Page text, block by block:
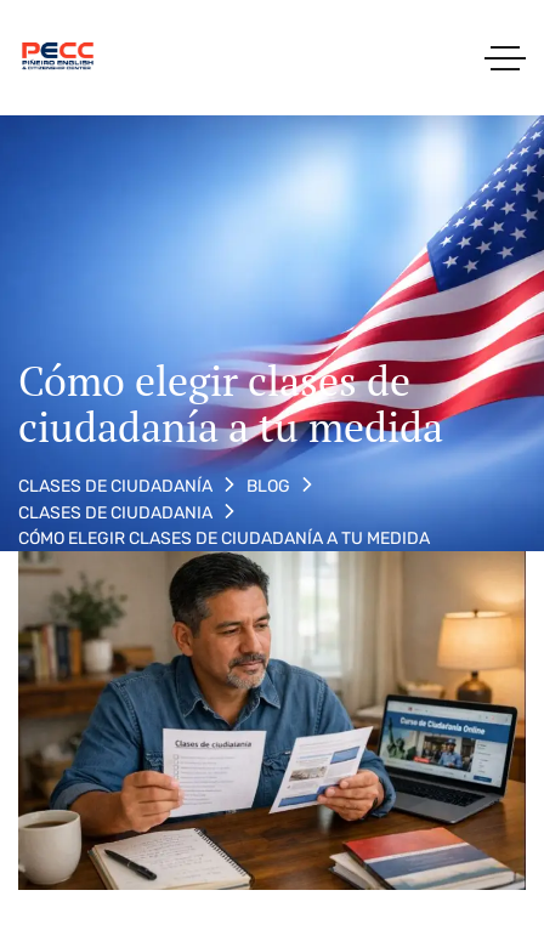
Cómo elegir clases de
ciudadanía a tu medida
CLASES DE CIUDADANÍA
BLOG
CLASES DE CIUDADANIA
CÓMO ELEGIR CLASES DE CIUDADANÍA A TU MEDIDA